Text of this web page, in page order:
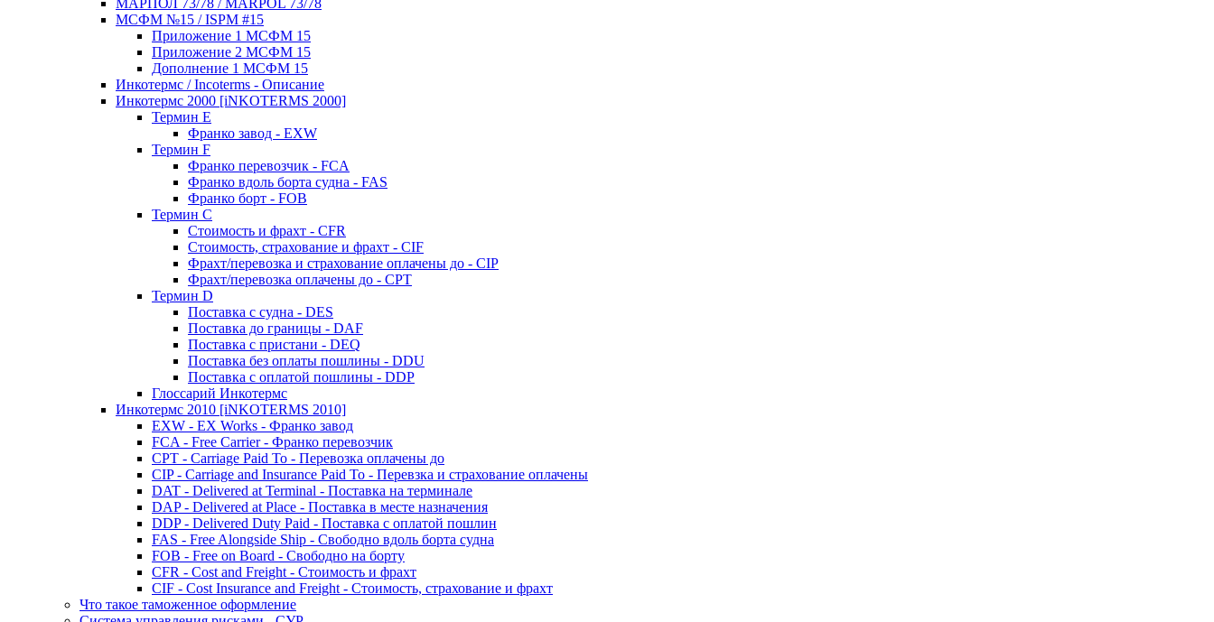
МСФМ №15 / ISPM #15
Приложение 1 МСФМ 15
Приложение 2 МСФМ 15
Дополнение 1 МСФМ 15
Инкотермс / Incoterms - Описание
Инкотермс 2000 [iNKOTERMS 2000]
Термин E
Франко завод - EXW
Термин F
Франко перевозчик - FCA
Франко вдоль борта судна - FAS
Франко борт - FOB
Термин С
Стоимость и фрахт - CFR
Стоимость, страхование и фрахт - CIF
Фрахт/перевозка и страхование оплачены до - CIP
Фрахт/перевозка оплачены до - CPT
Термин D
Поставка с судна - DES
Поставка до границы - DAF
Поставка с пристани - DEQ
Поставка без оплаты пошлины - DDU
Поставка с оплатой пошлины - DDP
Глоссарий Инкотермс
Инкотермс 2010 [iNKOTERMS 2010]
EXW - EX Works - Франко завод
FCA - Free Carrier - Франко перевозчик
CPT - Carriage Paid To - Перевозка оплачены до
CIP - Carriage and Insurance Paid To - Перевзка и страхование оплачены
DAT - Delivered at Terminal - Поставка на терминале
DAP - Delivered at Place - Поставка в месте назначения
DDP - Delivered Duty Paid - Поставка с оплатой пошлин
FAS - Free Alongside Ship - Свободно вдоль борта судна
FOB - Free on Board - Свободно на борту
CFR - Cost and Freight - Стоимость и фрахт
CIF - Cost Insurance and Freight - Стоимость, страхование и фрахт
Что такое таможенное оформление